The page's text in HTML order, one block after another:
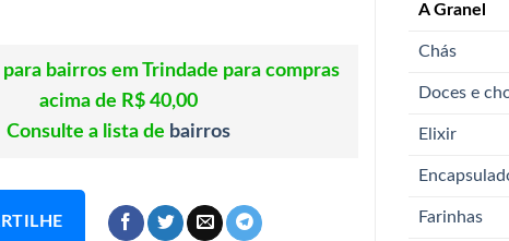
A Granel
Chás
Doces e
Elixir
Farinhas
bairros em Trindade para compras
acima de R$ 40,00
Consulte a lista de bairros